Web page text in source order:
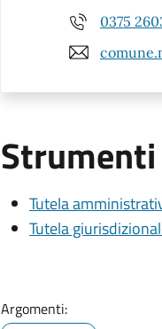
0375
Tutela
Tutela
Argomenti: